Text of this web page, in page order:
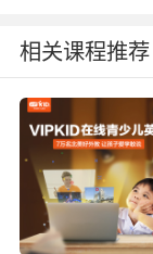
值观传递构成
主党大会演
构建国家认同
一人称复数
堂实践中，
国家能为你
到责任共同
演讲解析为语
相关课程推荐